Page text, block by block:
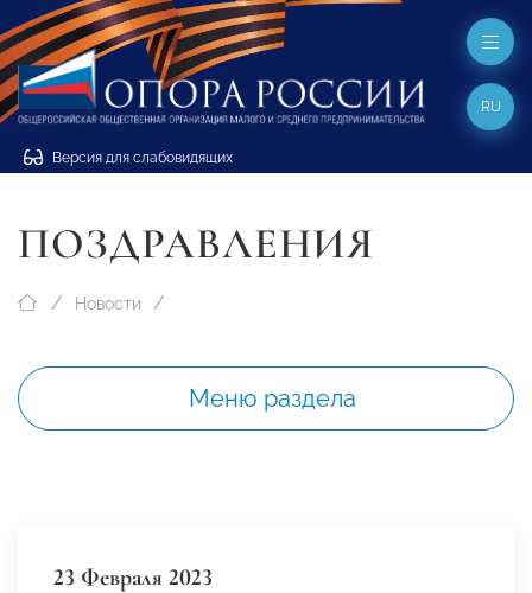
Версия для слабовидящих
RU
ПОЗДРАВЛЕНИЯ
Новости
Меню раздела
23 Февраля 2023